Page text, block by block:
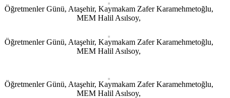
Öğretmenler Günü, Ataşehir, Kaymakam Zafer Karamehmetoğlu,
MEM Halil Asılsoy,
Öğretmenler Günü, Ataşehir, Kaymakam Zafer Karamehmetoğlu,
MEM Halil Asılsoy,
Öğretmenler Günü, Ataşehir, Kaymakam Zafer Karamehmetoğlu,
MEM Halil Asılsoy,